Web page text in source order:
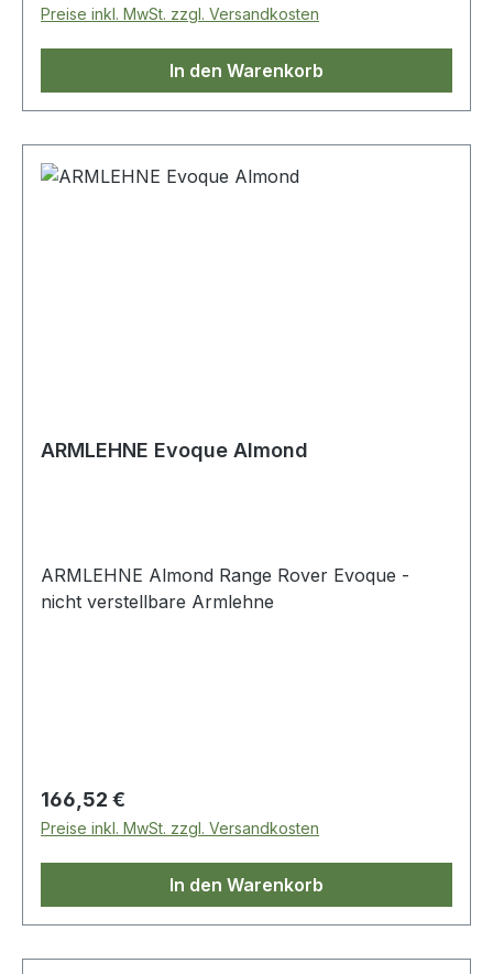
Preise inkl. MwSt. zzgl. Versandkosten
In den Warenkorb
ARMLEHNE Evoque Almond
ARMLEHNE Almond Range Rover Evoque -
nicht verstellbare Armlehne
Regulärer Preis:
166,52 €
Preise inkl. MwSt. zzgl. Versandkosten
In den Warenkorb